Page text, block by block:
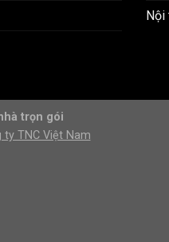
Nội
trọn gói
ty TNC Việt Nam